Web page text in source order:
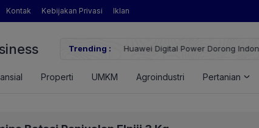
Kontak Kebijakan Privasi Iklan
Trending :
Huawei Digital Power Dorong
Properti UMKM Agroindustri Pertanian